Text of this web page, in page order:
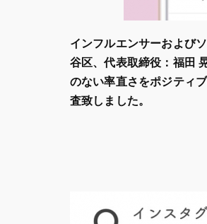
インフルエンサーおよび
谷区、代表取締役：福田
のない率直さをポジティ
査致しました。